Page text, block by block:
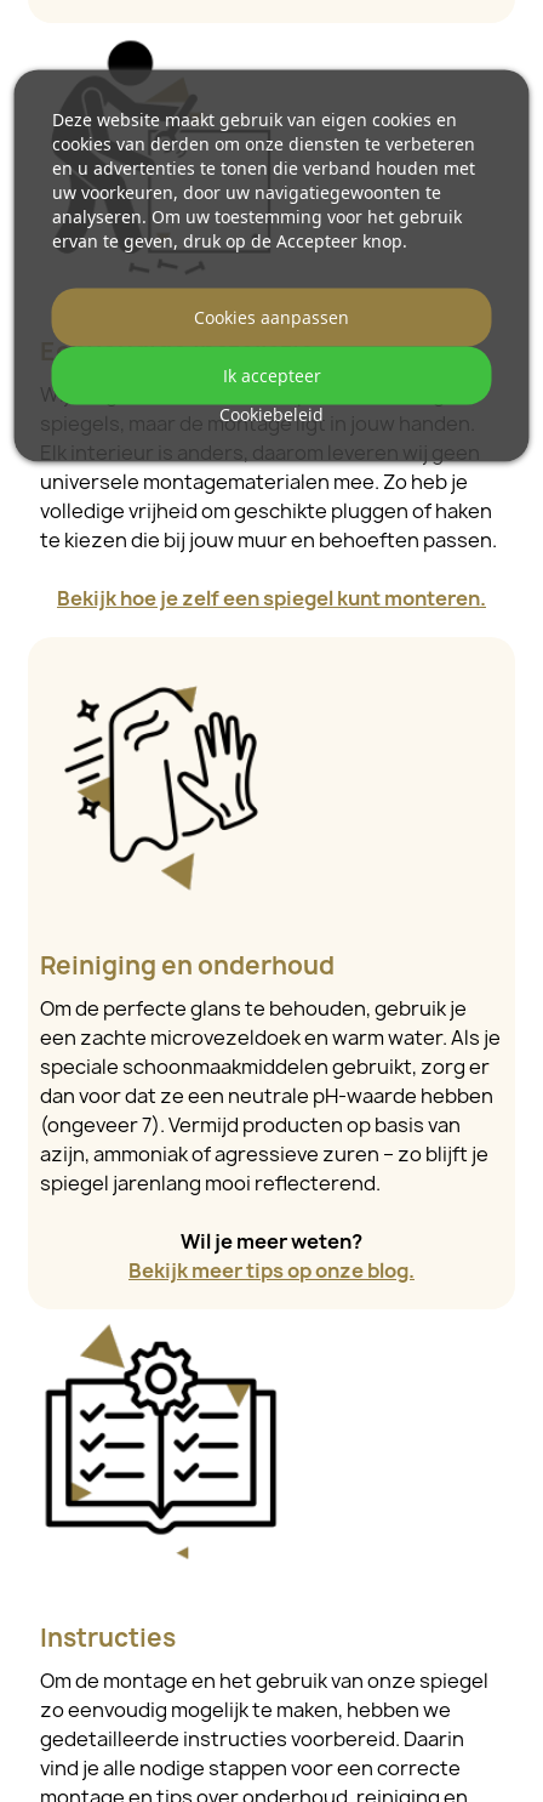
Eenvoudige installatie
Wij zorgen voor het ontwerp en de levering van
spiegels, maar de montage ligt in jouw handen.
Elk interieur is anders, daarom leveren wij geen
universele montagematerialen mee. Zo heb je
volledige vrijheid om geschikte pluggen of haken
te kiezen die bij jouw muur en behoeften passen.
Bekijk hoe je zelf een spiegel kunt monteren.
Reiniging en onderhoud
Om de perfecte glans te behouden, gebruik je
een zachte microvezeldoek en warm water. Als je
speciale schoonmaakmiddelen gebruikt, zorg er
dan voor dat ze een neutrale pH-waarde hebben
(ongeveer 7). Vermijd producten op basis van
azijn, ammoniak of agressieve zuren – zo blijft je
spiegel jarenlang mooi reflecterend.
Wil je meer weten?
Bekijk meer tips op onze blog.
Instructies
Om de montage en het gebruik van onze spiegel
zo eenvoudig mogelijk te maken, hebben we
gedetailleerde instructies voorbereid. Daarin
vind je alle nodige stappen voor een correcte
Deze website maakt gebruik van eigen cookies en
cookies van derden om onze diensten te verbeteren
en u advertenties te tonen die verband houden met
uw voorkeuren, door uw navigatiegewoonten te
analyseren. Om uw toestemming voor het gebruik
ervan te geven, druk op de Accepteer knop.
Cookiebeleid
Cookies aanpassen
Ik accepteer